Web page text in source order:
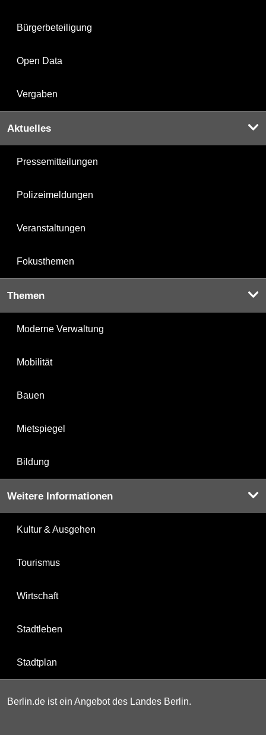
Bürgerbeteiligung
Open Data
Vergaben
Aktuelles
Pressemitteilungen
Polizeimeldungen
Veranstaltungen
Fokusthemen
Themen
Moderne Verwaltung
Mobilität
Bauen
Mietspiegel
Bildung
Weitere Informationen
Kultur & Ausgehen
Tourismus
Wirtschaft
Stadtleben
Stadtplan
Berlin.de ist ein Angebot des Landes Berlin.